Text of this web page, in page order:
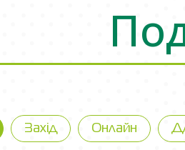
Захід Онлайн